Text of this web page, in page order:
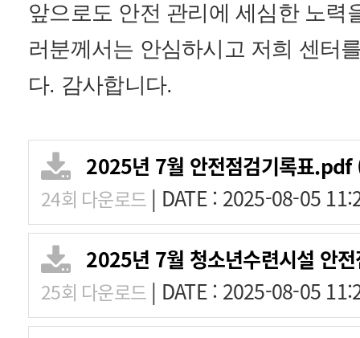
앞으로도 안전 관리에 세심한 노력
러분께서는 안심하시고 저희 센터
다. 감사합니다.
2025년 7월 안전점검기록표.pdf
24회 다운로드 | DATE : 2025-08-05
2025년 7월 청소년수련시설 안
25회 다운로드 | DATE : 2025-08-05